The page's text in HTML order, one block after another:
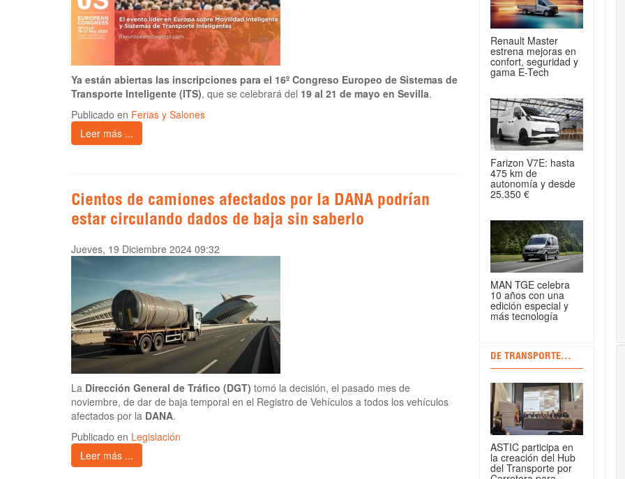
Ya están abiertas las inscripciones para el 16º Congreso Europeo de Sistemas de
Transporte Inteligente (ITS), que se celebrará del 19 al 21 de mayo en Sevilla.
Publicado en Ferias y Salones
Leer más ...
Cientos de camiones afectados por la DANA podrían
estar circulando dados de baja sin saberlo
Jueves, 19 Diciembre 2024 09:32
La Dirección General de Tráfico (DGT) tomó la decisión, el pasado mes de
noviembre, de dar de baja temporal en el Registro de Vehículos a todos los vehículos
afectados por la DANA.
Publicado en Legislación
Leer más ...
Renault Master
estrena mejoras en
confort, seguridad y
gama E-Tech
Farizon V7E: hasta
475 km de
autonomía y desde
25.350 €
MAN TGE celebra
10 años con una
edición especial y
más tecnología
DE TRANSPORTE...
ASTIC participa en
la creación del Hub
del Transporte por